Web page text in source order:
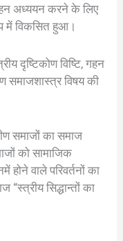
अध्ययन करने के लिए
में विकसित हुआ।
दृष्टिकोण विष्टि, गहन
समाजशास्त्र विषय की
समाजों का समाज
को सामाजिक
होने वाले परिवर्तनों का
सिद्धान्तों का